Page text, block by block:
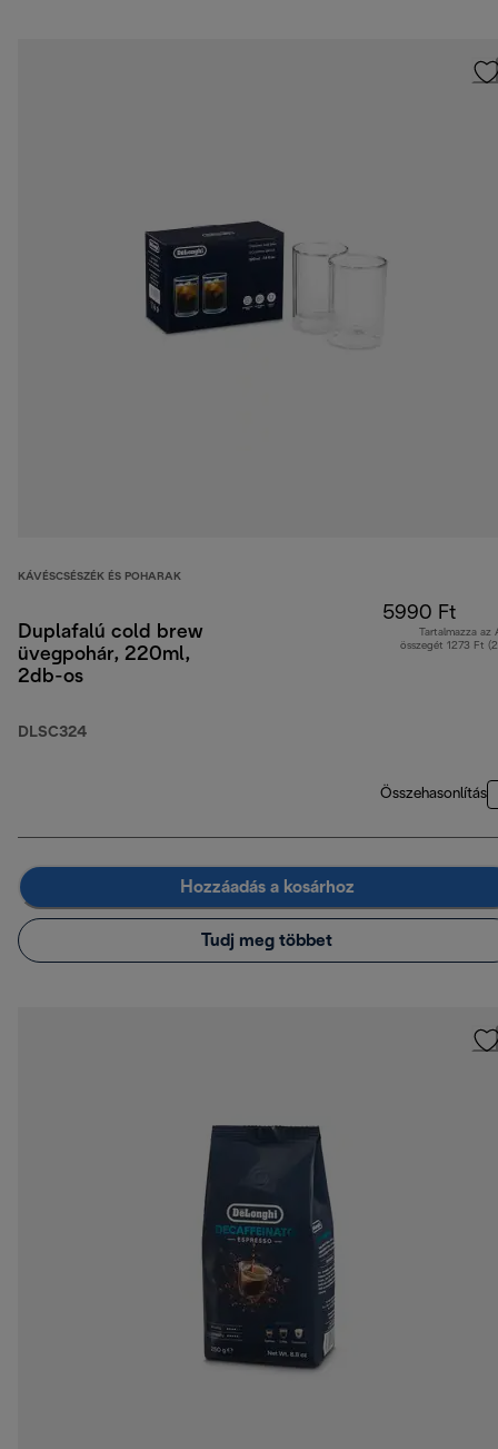
KÁVÉSCSÉSZÉK ÉS POHARAK
Duplafalú cold brew
üvegpohár, 220ml,
2db-os
DLSC324
5990 Ft
Tartalmazza az
összegét 1273 Ft
Összehasonlítás
Hozzáadás a kosárhoz
Tudj meg többet